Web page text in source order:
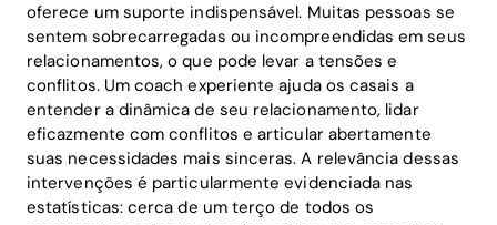
oferece um suporte indispensável. Muitas pessoas se
sentem sobrecarregadas ou incompreendidas em seus
relacionamentos, o que pode levar a tensões e
conflitos. Um coach experiente ajuda os casais a
entender a dinâmica de seu relacionamento, lidar
eficazmente com conflitos e articular abertamente
suas necessidades mais sinceras. A relevância dessas
intervenções é particularmente evidenciada nas
estatísticas: cerca de um terço de todos os